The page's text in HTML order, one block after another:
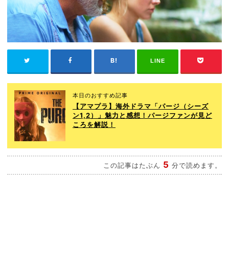
LINE
本日のおすすめ記事
【アマプラ】海外ドラマ「パージ（シーズ
ン1,2）」魅力と感想！パージファンが見ど
ころを解説！
この記事はたぶん 5 分で読めます。